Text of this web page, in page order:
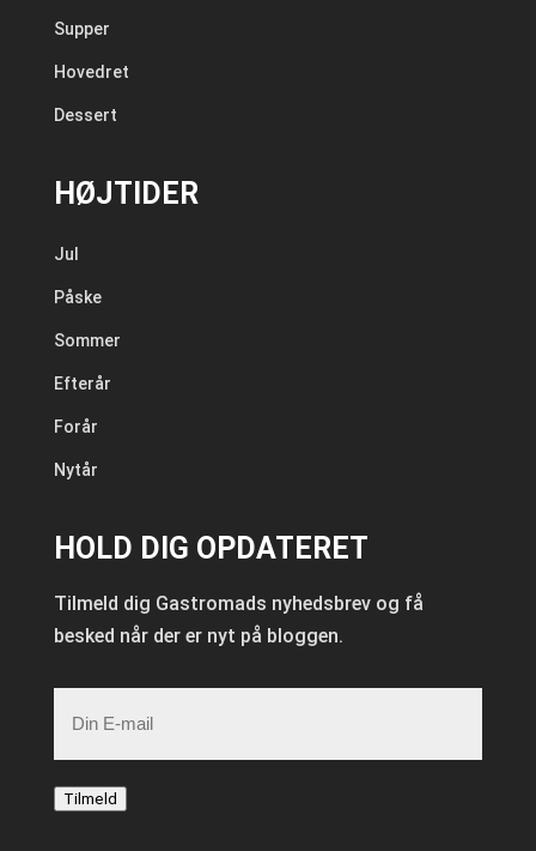
Supper
Hovedret
Dessert
HØJTIDER
Jul
Påske
Sommer
Efterår
Forår
Nytår
HOLD DIG OPDATERET
Tilmeld dig Gastromads nyhedsbrev og få
besked når der er nyt på bloggen.
mail
Tilmeld